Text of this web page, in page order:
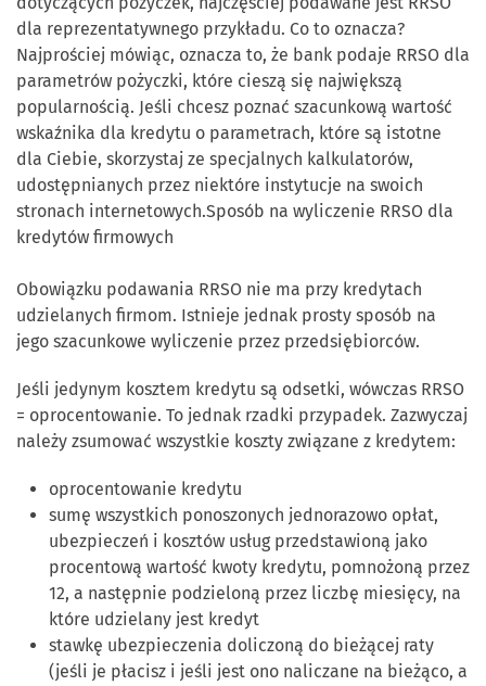
dla reprezentatywnego przykładu. Co to oznacza?
Najprościej mówiąc, oznacza to, że bank podaje RRSO dla
parametrów pożyczki, które cieszą się największą
popularnością. Jeśli chcesz poznać szacunkową wartość
wskaźnika dla kredytu o parametrach, które są istotne
dla Ciebie, skorzystaj ze specjalnych kalkulatorów,
udostępnianych przez niektóre instytucje na swoich
stronach internetowych.Sposób na wyliczenie RRSO dla
kredytów firmowych
Obowiązku podawania RRSO nie ma przy kredytach
udzielanych firmom. Istnieje jednak prosty sposób na
jego szacunkowe wyliczenie przez przedsiębiorców.
Jeśli jedynym kosztem kredytu są odsetki, wówczas RRSO
= oprocentowanie. To jednak rzadki przypadek. Zazwyczaj
należy zsumować wszystkie koszty związane z kredytem:
oprocentowanie kredytu
sumę wszystkich ponoszonych jednorazowo opłat,
ubezpieczeń i kosztów usług przedstawioną jako
procentową wartość kwoty kredytu, pomnożoną przez
12, a następnie podzieloną przez liczbę miesięcy, na
które udzielany jest kredyt
stawkę ubezpieczenia doliczoną do bieżącej raty
(jeśli je płacisz i jeśli jest ono naliczane na bieżąco, a